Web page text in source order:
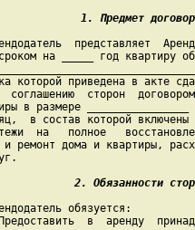
1. Предмет
представляет
на _____ год квартиру
которой приведена в акте
соглашению  сторон
в размере ________________
в состав которой включены
на   полное
и ремонт дома и квартиры,
2. Обязанности
обязуется:
в  аренду